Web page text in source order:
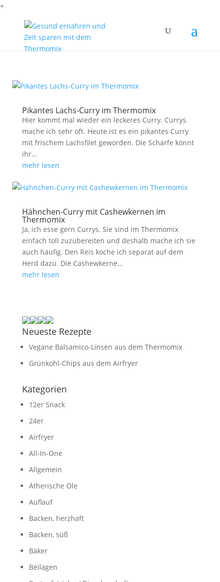
+
Pikantes Lachs-Curry im Thermomix
Hier kommt mal wieder ein leckeres Curry. Currys
mache ich sehr oft. Heute ist es ein pikantes Curry
mit frischem Lachsfilet geworden. Die Schärfe könnt
ihr…
mehr lesen
Hähnchen-Curry mit Cashewkernen im
Thermomix
Ja, ich esse gern Currys. Sie sind im Thermomix
einfach toll zuzubereiten und deshalb mache ich sie
auch häufig. Den Reis koche ich separat auf dem
Herd dazu. Die Cashewkerne…
mehr lesen
Neueste Rezepte
Vegane Balsamico-Linsen aus dem Thermomix
Grünkohl-Chips aus dem Airfryer
Kategorien
12er Snack
24er
Airfryer
All-In-One
Allgemein
Ätherische Öle
Auflauf
Backen, herzhaft
Backen, süß
Bäker
Beilagen